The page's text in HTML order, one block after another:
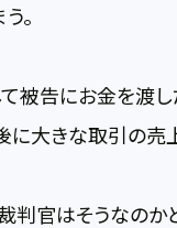
。
被告にお金を渡し
後に大きな取引の
判官はそうなのか